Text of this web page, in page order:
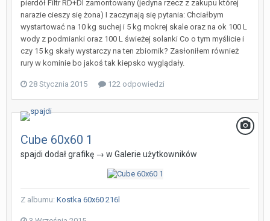
pierdół Filtr RD+DI zamontowany (jedyna rzecz z zakupu której
narazie cieszy się żona) I zaczynają się pytania: Chciałbym
wystartować na 10 kg suchej i 5 kg mokrej skale oraz na ok 100 L
wody z podmianki oraz 100 L świeżej solanki Co o tym myślicie i
czy 15 kg skały wystarczy na ten zbiornik? Zasłoniłem również
rury w kominie bo jakoś tak kiepsko wyglądały.
28 Stycznia 2015 122 odpowiedzi
Cube 60x60 1
spajdi dodał grafikę → w Galerie użytkowników
Z albumu: Kostka 60x60 216l